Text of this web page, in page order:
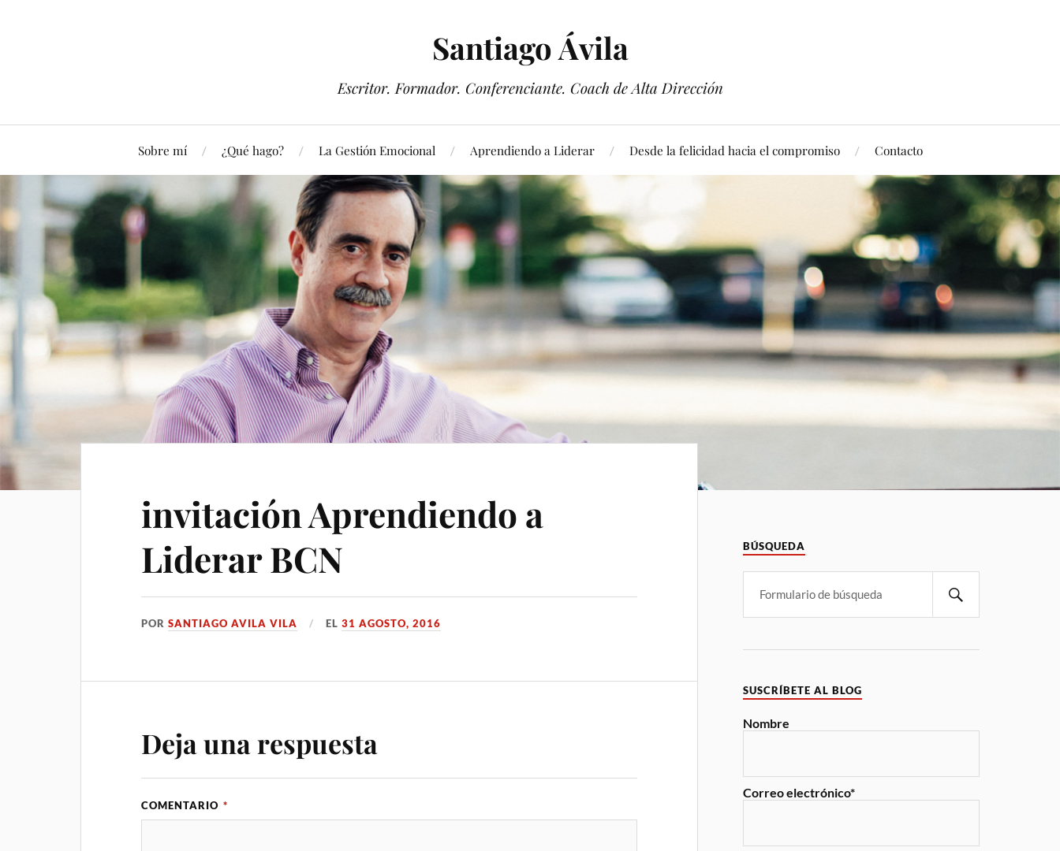
Santiago Ávila
Escritor. Formador. Conferenciante. Coach de Alta Dirección
Sobre mí ¿Qué hago? La Gestión Emocional Aprendiendo a Liderar Desde la felicidad hacia el compromiso Contacto
invitación Aprendiendo a
Liderar BCN
PORSANTIAGO AVILA VILA EL31 AGOSTO, 2016
Deja una respuesta
COMENTARIO *
BÚSQUEDA
SUSCRÍBETE AL BLOG
Nombre
Correo electrónico*